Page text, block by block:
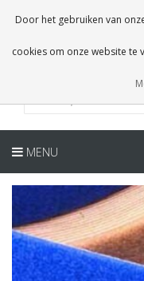
NL
MENU
Door het gebruiken van
cookies om onze website te